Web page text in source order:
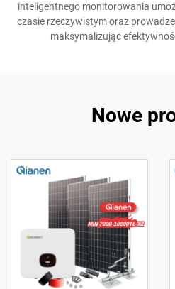
inteligentnego monitorowania
czasie rzeczywistym oraz
maksymalizując
Nowe